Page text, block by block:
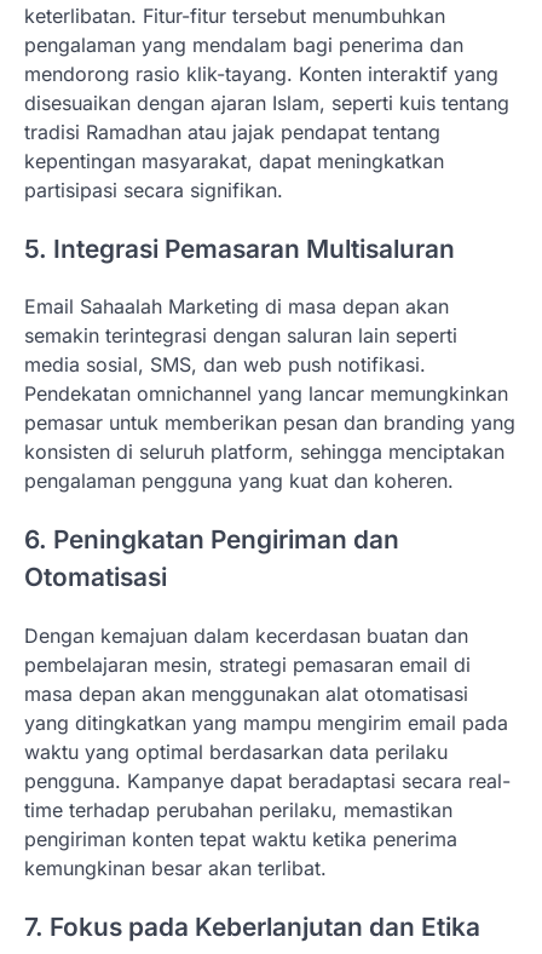
keterlibatan. Fitur-fitur tersebut menumbuhkan
pengalaman yang mendalam bagi penerima dan
mendorong rasio klik-tayang. Konten interaktif yang
disesuaikan dengan ajaran Islam, seperti kuis tentang
tradisi Ramadhan atau jajak pendapat tentang
kepentingan masyarakat, dapat meningkatkan
partisipasi secara signifikan.
5. Integrasi Pemasaran Multisaluran
Email Sahaalah Marketing di masa depan akan
semakin terintegrasi dengan saluran lain seperti
media sosial, SMS, dan web push notifikasi.
Pendekatan omnichannel yang lancar memungkinkan
pemasar untuk memberikan pesan dan branding yang
konsisten di seluruh platform, sehingga menciptakan
pengalaman pengguna yang kuat dan koheren.
6. Peningkatan Pengiriman dan
Otomatisasi
Dengan kemajuan dalam kecerdasan buatan dan
pembelajaran mesin, strategi pemasaran email di
masa depan akan menggunakan alat otomatisasi
yang ditingkatkan yang mampu mengirim email pada
waktu yang optimal berdasarkan data perilaku
pengguna. Kampanye dapat beradaptasi secara real-
time terhadap perubahan perilaku, memastikan
pengiriman konten tepat waktu ketika penerima
kemungkinan besar akan terlibat.
7. Fokus pada Keberlanjutan dan Etika